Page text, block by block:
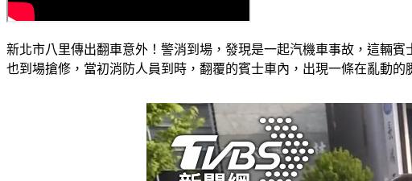
新北市八里傳出翻車意外！警消到場，發現是一起汽機車事故，這輛
也到場搶修，當初消防人員到時，翻覆的賓士車內，出現一條在亂動